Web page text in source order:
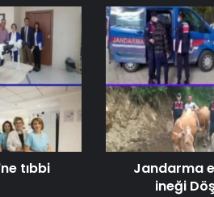
tıbbi
Jandarma
ineği